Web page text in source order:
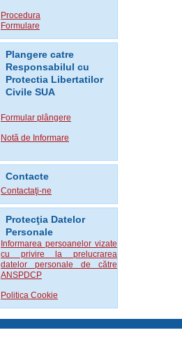
Procedura
Formulare
Plangere catre
Responsabilul cu
Protectia Libertatilor
Civile SUA
Formular plângere
Notă de Informare
Contacte
Contactaţi-ne
Protecţia Datelor
Personale
Informarea persoanelor vizate
cu privire la prelucrarea
datelor personale de către
ANSPDCP
Politica Cookie